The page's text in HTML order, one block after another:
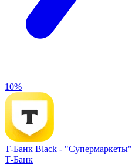
10%
Т-Банк Black - "Супермаркеты"
Т-Банк